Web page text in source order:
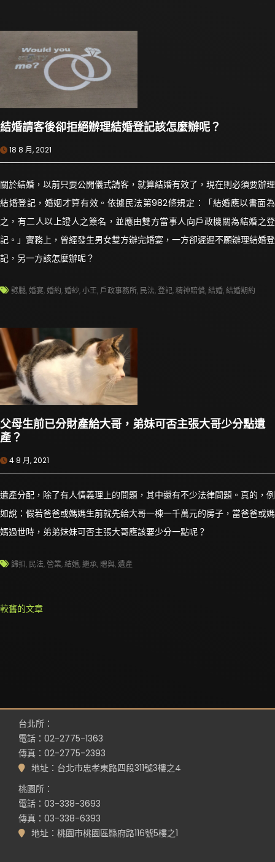
結婚請客後卻拒絕辦理結婚登記該怎麼辦呢？
18 8 月, 2021
關於結婚，以前只要公開儀式請客，就算結婚有效了，現在則必須要辦理
結婚登記，婚姻才算有效。依據民法第982條規定：「結婚應以書面為
之，有二人以上證人之簽名，並應由雙方當事人向戶政機關為結婚之登
記。」實務上，曾經發生男女雙方辦完婚宴，一方卻遲遲不願辦理結婚登
記，另一方該怎麼辦呢？
劈腿,婚宴,婚約,婚紗,小王, 戶政事務所, 民法,登記,精神賠償,結婚,結婚期約
父母生前已分財產給大哥，弟妹可否主張大哥少分點遺
產？
4 8 月, 2021
遺產分配，除了有人情義理上的問題，其中還有不少法律問題。真的，例
如說：假若爸爸或媽媽生前就先給大哥一棟一千萬元的房子，當爸爸或媽
媽過世時，弟弟妹妹可否主張大哥應該要少分一點呢？
歸扣, 民法, 營業,結婚,繼承, 贈與,遺產
文
較舊的文章
台北所：
電話：02-2775-1363
傳真：02-2775-2393
地址：台北市忠孝東路四段311號3樓之4
桃園所：
電話：03-338-3693
傳真：03-338-6393
地址：桃園市桃園區縣府路116號5樓之1